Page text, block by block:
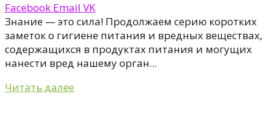
Facebook Email VK
Знание — это сила! Продолжаем серию коротких
заметок о гигиене питания и вредных веществах,
содержащихся в продуктах питания и могущих
нанести вред нашему орган...
Читать далее